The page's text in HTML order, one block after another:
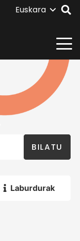
Euskara
BILATU
Laburdurak